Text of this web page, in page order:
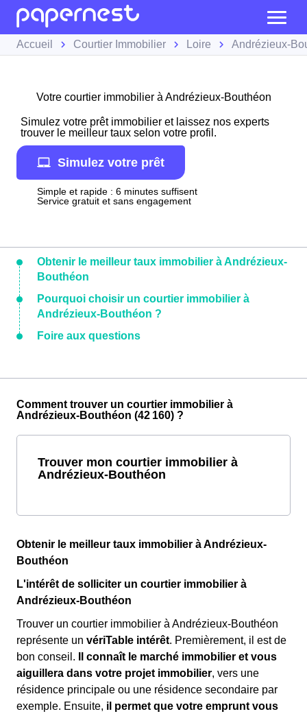
Accueil Courtier Immobilier Loire Andrézieux-
Votre courtier immobilier à Andrézieux-Bouthéon
Simulez votre prêt immobilier et laissez nos experts
trouver le meilleur taux selon votre profil.
Simulez votre prêt
Simple et rapide : 6 minutes suffisent
Service gratuit et sans engagement
Obtenir le meilleur taux immobilier à Andrézieux-
Bouthéon
Pourquoi choisir un courtier immobilier à
Andrézieux-Bouthéon ?
Foire aux questions
Comment trouver un courtier immobilier à
Andrézieux-Bouthéon (42 160) ?
Trouver mon courtier immobilier à
Andrézieux-Bouthéon
Obtenir le meilleur taux immobilier à Andrézieux-
Bouthéon
L'intérêt de solliciter un courtier immobilier à
Andrézieux-Bouthéon
Trouver un courtier immobilier à Andrézieux-Bouthéon
représente un vériTable intérêt. Premièrement, il est de
bon conseil.
Il connaît le marché immobilier et vous
aiguillera dans votre projet immobilier, vers une
résidence principale ou une résidence secondaire par
exemple. Ensuite, il permet que votre emprunt vous